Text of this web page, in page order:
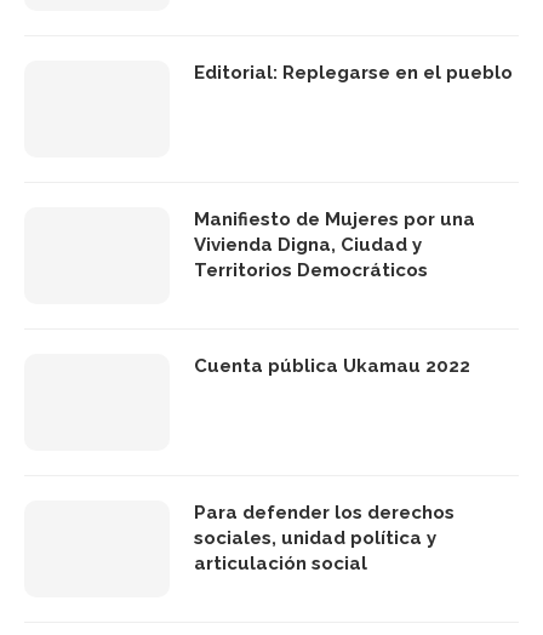
Editorial: Replegarse en el pueblo
Manifiesto de Mujeres por una
Vivienda Digna, Ciudad y
Territorios Democráticos
Cuenta pública Ukamau 2022
Para defender los derechos
sociales, unidad política y
articulación social